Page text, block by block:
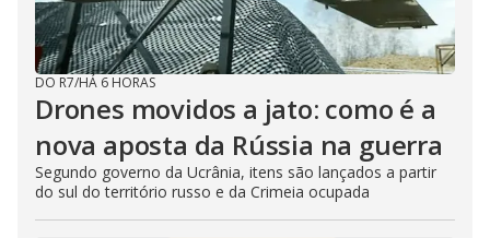
DO R7/HÁ 6 HORAS
Drones movidos a jato: como é a
nova aposta da Rússia na guerra
Segundo governo da Ucrânia, itens são lançados a partir
do sul do território russo e da Crimeia ocupada